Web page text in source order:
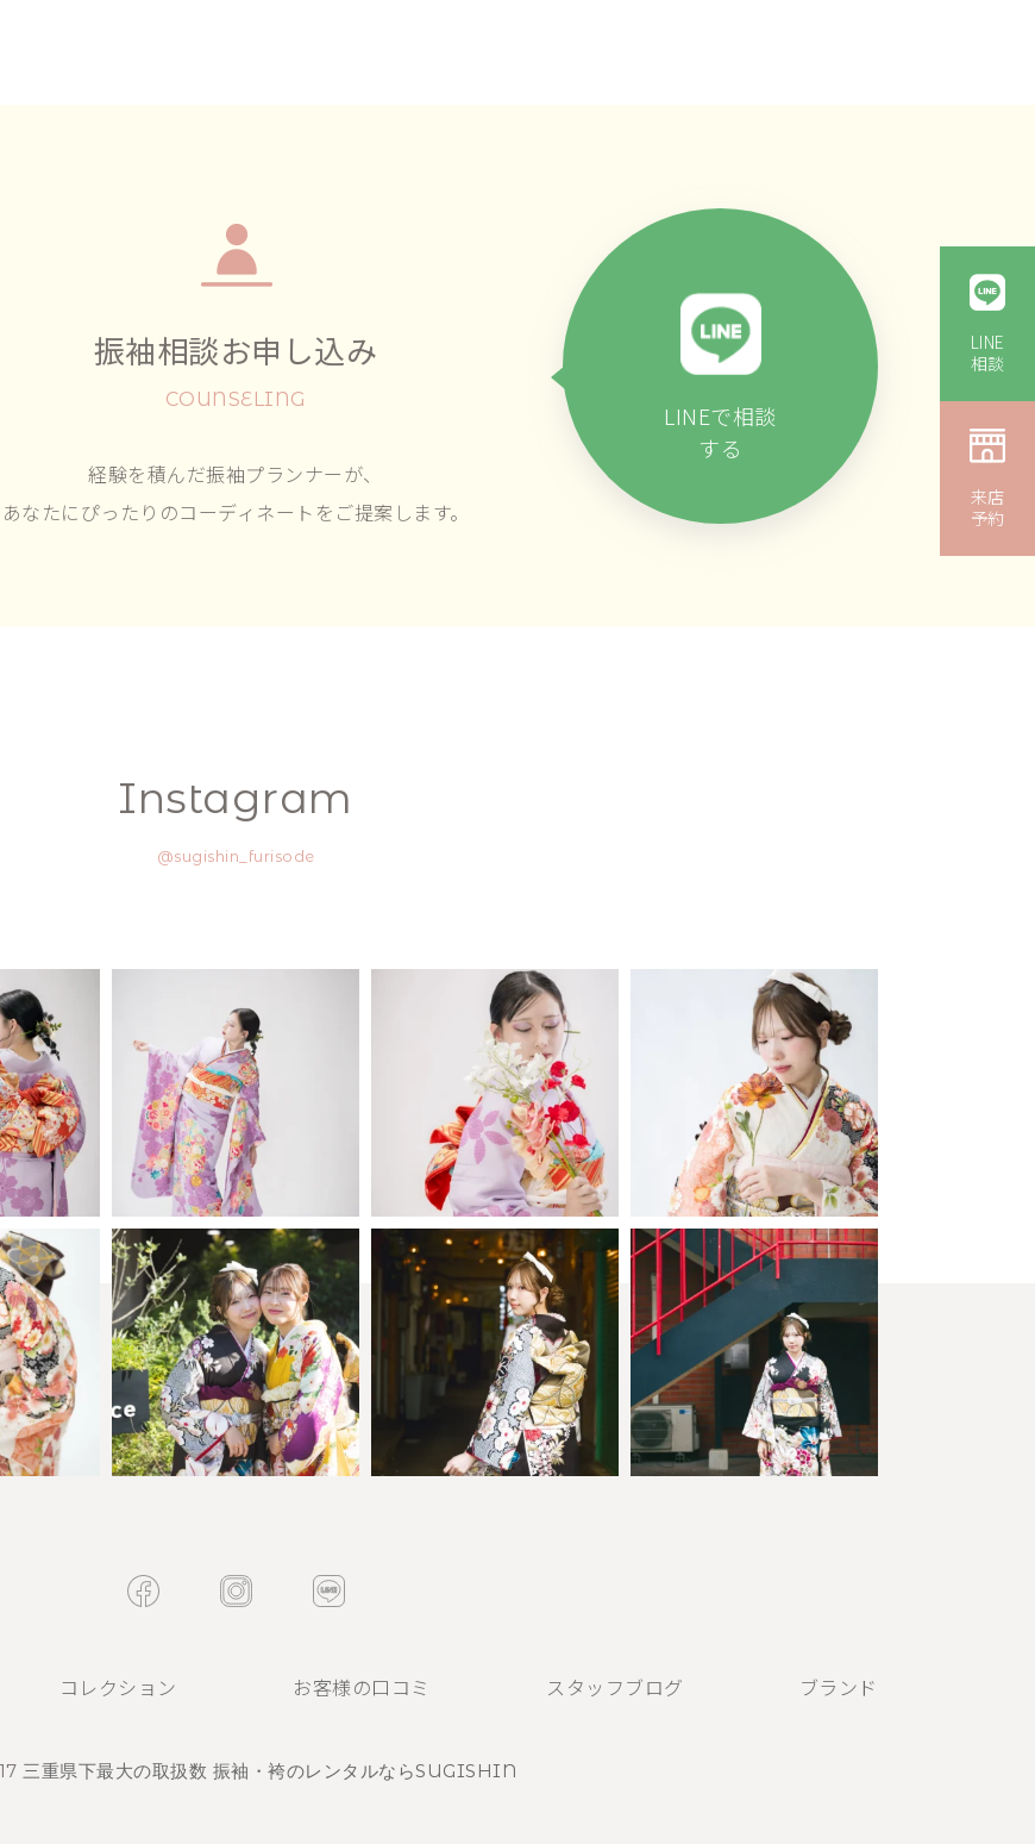
振袖相談お申し込み
COUNSELING
経験を積んだ振袖プランナーが、
あなたにぴったりのコーディネートをご提案します。
LINEで相談
する
Instagram
@sugishin_furisode
コレクション お客様の口コミ スタッフブログ ブランド
三重県下最大の取扱数 振袖・袴のレンタルならSUGISHIN
LINE
相談
来店
予約